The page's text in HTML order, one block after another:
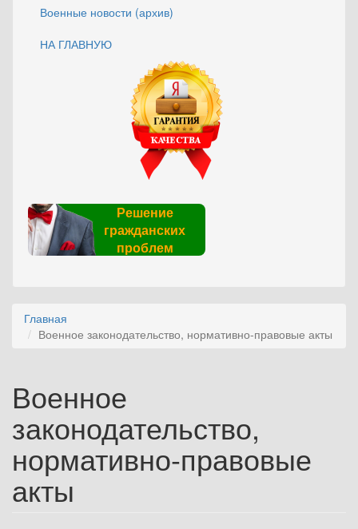
Военные новости (архив)
НА ГЛАВНУЮ
Решение
гражданских
проблем
Главная
Военное законодательство, нормативно-правовые акты
Военное
законодательство,
нормативно-правовые
акты